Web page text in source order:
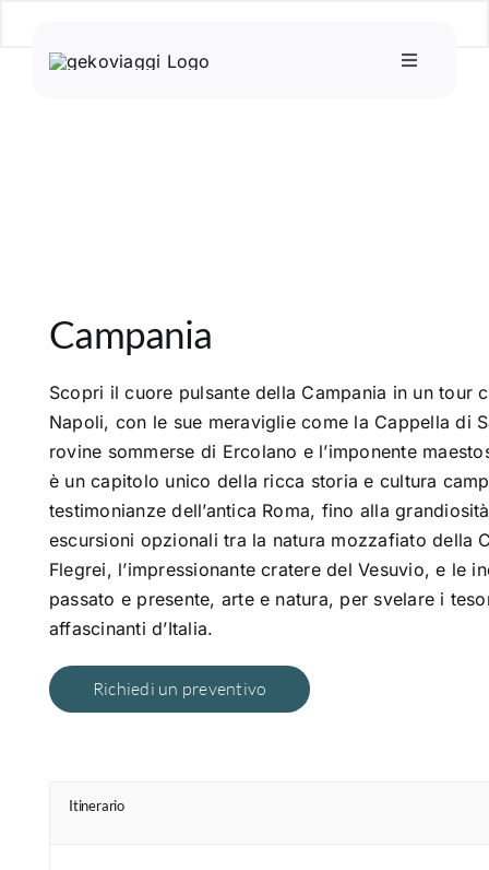
contenuto
Toggle
Incoming
Dove siamo
Campania
Scopri il cuore pulsante della Campania in un tour
Napoli, con le sue meraviglie come la Cappella di
rovine sommerse di Ercolano e l’imponente
è un capitolo unico della ricca storia e cultura
testimonianze dell’antica Roma, fino alla
escursioni opzionali tra la natura mozzafiato della
Flegrei, l’impressionante cratere del Vesuvio, e le
passato e presente, arte e natura, per svelare i
affascinanti d’Italia.
Richiedi un preventivo
Itinerario